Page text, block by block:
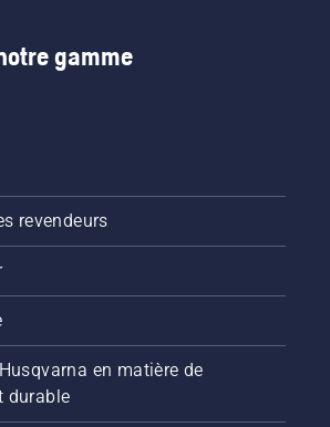
étude du
gamme
revendeurs
en matière de
durable